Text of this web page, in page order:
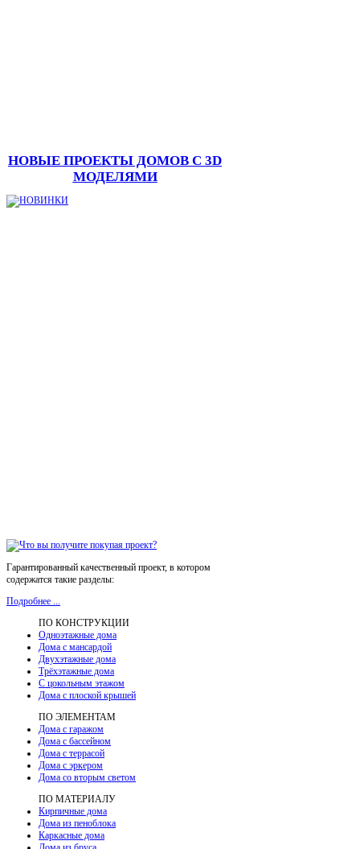
НОВЫЕ ПРОЕКТЫ ДОМОВ С 3D
МОДЕЛЯМИ
Гарантированный качественный проект, в котором
содержатся такие разделы:
Подробнее ...
ПО КОНСТРУКЦИИ
Одноэтажные дома
Дома с мансардой
Двухэтажные дома
Трёхэтажные дома
С цокольным этажом
Дома с плоской крышей
ПО ЭЛЕМЕНТАМ
Дома с гаражом
Дома с бассейном
Дома с террасой
Дома с эркером
Дома со вторым светом
ПО МАТЕРИАЛУ
Кирпичные дома
Дома из пеноблока
Каркасные дома